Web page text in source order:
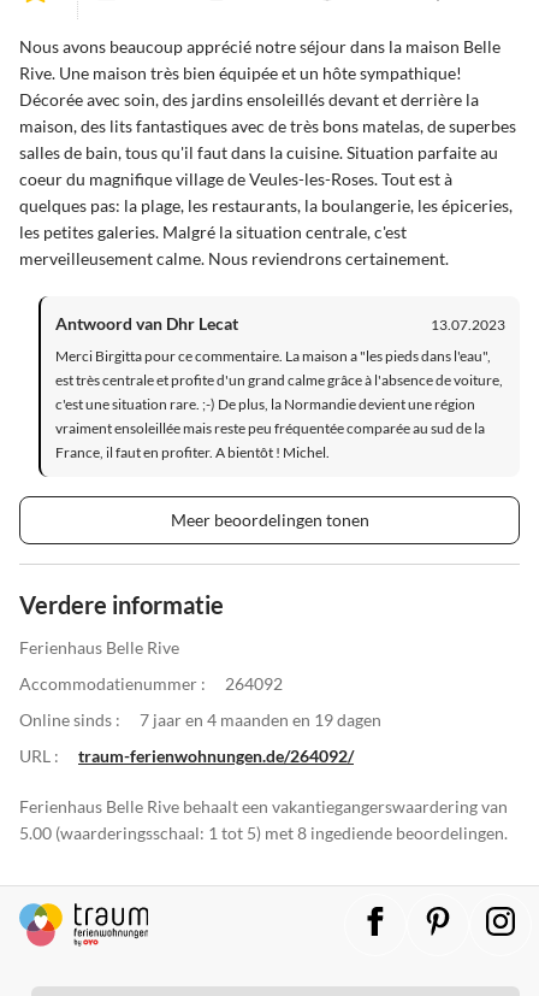
Nous avons beaucoup apprécié notre séjour dans la maison Belle
Rive. Une maison très bien équipée et un hôte sympathique!
Décorée avec soin, des jardins ensoleillés devant et derrière la
maison, des lits fantastiques avec de très bons matelas, de superbes
salles de bain, tous qu'il faut dans la cuisine. Situation parfaite au
coeur du magnifique village de Veules-les-Roses. Tout est à
quelques pas: la plage, les restaurants, la boulangerie, les épiceries,
les petites galeries. Malgré la situation centrale, c'est
merveilleusement calme. Nous reviendrons certainement.
Antwoord van Dhr Lecat
13.07.2023
Merci Birgitta pour ce commentaire. La maison a "les pieds dans l'eau",
est très centrale et profite d'un grand calme grâce à l'absence de voiture,
c'est une situation rare. ;-) De plus, la Normandie devient une région
vraiment ensoleillée mais reste peu fréquentée comparée au sud de la
France, il faut en profiter. A bientôt ! Michel.
Meer beoordelingen tonen
Verdere informatie
Ferienhaus Belle Rive
Accommodatienummer :
264092
Online sinds :
7 jaar en 4 maanden en 19 dagen
URL :
traum-ferienwohnungen.de/264092/
Ferienhaus Belle Rive behaalt een vakantiegangerswaardering van
5.00 (waarderingsschaal: 1 tot 5) met 8 ingediende beoordelingen.